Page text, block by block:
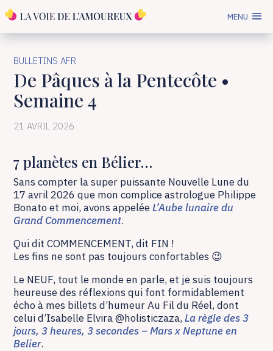
MENU
BULLETINS AFR
De Pâques à la Pentecôte •
Semaine 4
21 AVRIL 2026
7 planètes en Bélier…
Sans compter la super puissante Nouvelle Lune du
17 avril 2026 que mon complice astrologue Philippe
Bonato et moi, avons appeléeL’Aube lunaire du
Grand Commencement.
Qui dit COMMENCEMENT, dit FIN !
Les fins ne sont pas toujours confortables 😉
Le NEUF, tout le monde en parle, et je suis toujours
heureuse des réflexions qui font formidablement
écho à mes billets d’humeur Au Fil du Réel, dont
celui d’Isabelle Elvira @holisticzaza,La règle des 3
jours, 3 heures, 3 secondes – Mars x Neptune en
Belier.